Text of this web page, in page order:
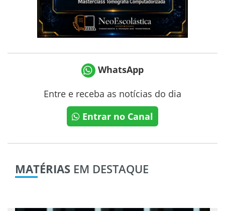
WhatsApp
Entre e receba as notícias do dia
Entrar no Canal
MATÉRIAS EM DESTAQUE